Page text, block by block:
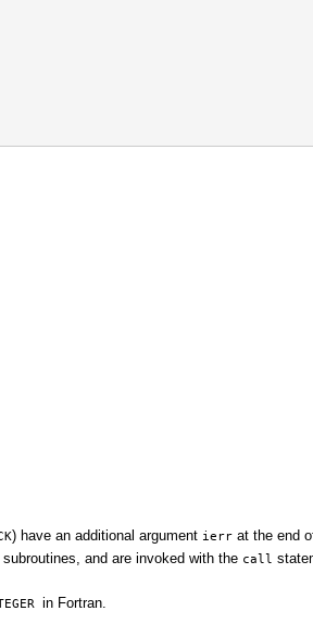
) have an additional argument ierr at the end
and are invoked with the call
in Fortran.